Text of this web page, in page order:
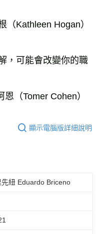
Kathleen Hogan）
，可能會改變你的職
（Tomer Cohen）
顯示電腦版詳細說明
紐 Eduardo Briceno